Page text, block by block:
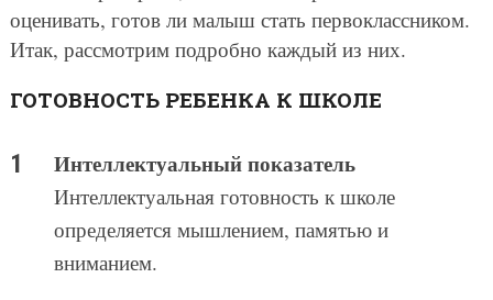
оценивать, готов ли малыш стать первоклассником.
Итак, рассмотрим подробно каждый из них.
ГОТОВНОСТЬ РЕБЕНКА К ШКОЛЕ
Интеллектуальный показатель
Интеллектуальная готовность к школе
определяется мышлением, памятью и
вниманием.